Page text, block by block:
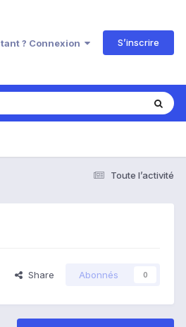
? Connexion S’inscrire
Toute l’activité
Share Abonnés 0